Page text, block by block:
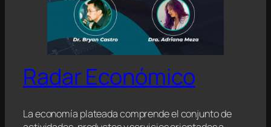
Radar Económico
La economía plateada comprende el conjunto de